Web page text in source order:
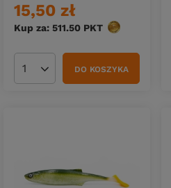
15,50 zł
Kup za: 511.50 PKT punktów
Ilość produktówDO KOSZYKA